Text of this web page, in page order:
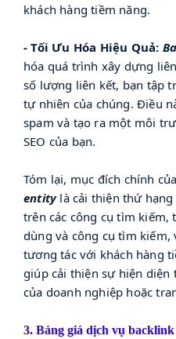
khách hàng tiềm năng.
- Tối Ưu Hóa Hiệu Quả:
hóa quá trình xây dựng
số lượng liên kết, bạn tập
tự nhiên của chúng. Điều
spam và tạo ra một môi
SEO của bạn.
Tóm lại, mục đích chính
entitylà cải thiện thứ hạng
trên các công cụ tìm
dùng và công cụ tìm kiếm,
tương tác với khách hàng
giúp cải thiện sự hiện diện
của doanh nghiệp hoặc
3. Bảng giá dịch vụ